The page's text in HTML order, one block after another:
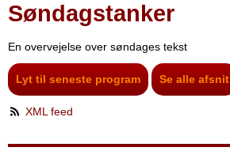
Søndagstanker
En overvejelse over søndages tekst
Lyt til seneste program Se alle afsnit
XML feed